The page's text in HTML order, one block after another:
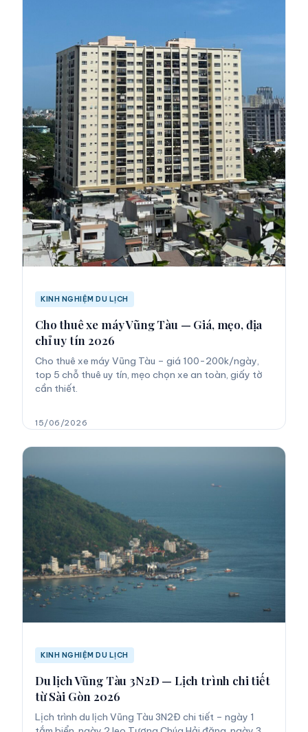
KINH NGHIỆM DU LỊCH
Cho thuê xe máy Vũng Tàu — Giá, mẹo, địa
chỉ uy tín 2026
Cho thuê xe máy Vũng Tàu – giá 100-200k/ngày,
top 5 chỗ thuê uy tín, mẹo chọn xe an toàn, giấy tờ
cần thiết.
15/06/2026
KINH NGHIỆM DU LỊCH
Du lịch Vũng Tàu 3N2Đ — Lịch trình chi tiết
từ Sài Gòn 2026
Lịch trình du lịch Vũng Tàu 3N2Đ chi tiết – ngày 1